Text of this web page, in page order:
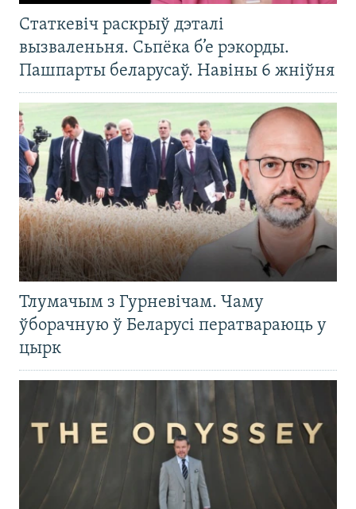
Статкевіч раскрыў дэталі
вызваленьня. Сьпёка б’е рэкорды.
Пашпарты беларусаў. Навіны 6 жніўня
Тлумачым з Гурневічам. Чаму
ўборачную ў Беларусі ператвараюць у
цырк